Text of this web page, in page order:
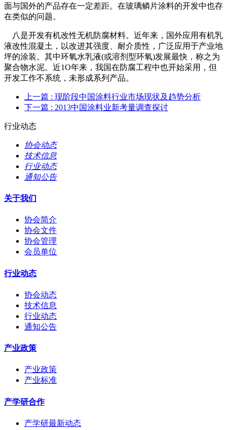
面与国外的产品存在一定差距。在玻璃鳞片涂料的开发中也存
在类似的问题。
八是开发有机改性无机防腐材料。近年来，国外应用有机乳
液改性混凝土，以改进其强度、耐介质性，广泛应用于产业地
坪的涂装。其中环氧水乳液(或溶剂型环氧)发展最快，称之为
聚合物水泥。近1O年来，我国在防腐工程中也开始采用，但
开发工作不系统，未形成系列产品。
上一篇 : 现阶段中国涂料行业市场现状及趋势分析
下一篇 : 2013中国涂料业新考量调查探讨
行业动态
协会动态
技术信息
行业动态
通知公告
关于我们
协会简介
协会文件
协会管理
会员单位
行业动态
协会动态
技术信息
行业动态
通知公告
产业政策
产业政策
产业标准
产学研合作
产学研最新动态